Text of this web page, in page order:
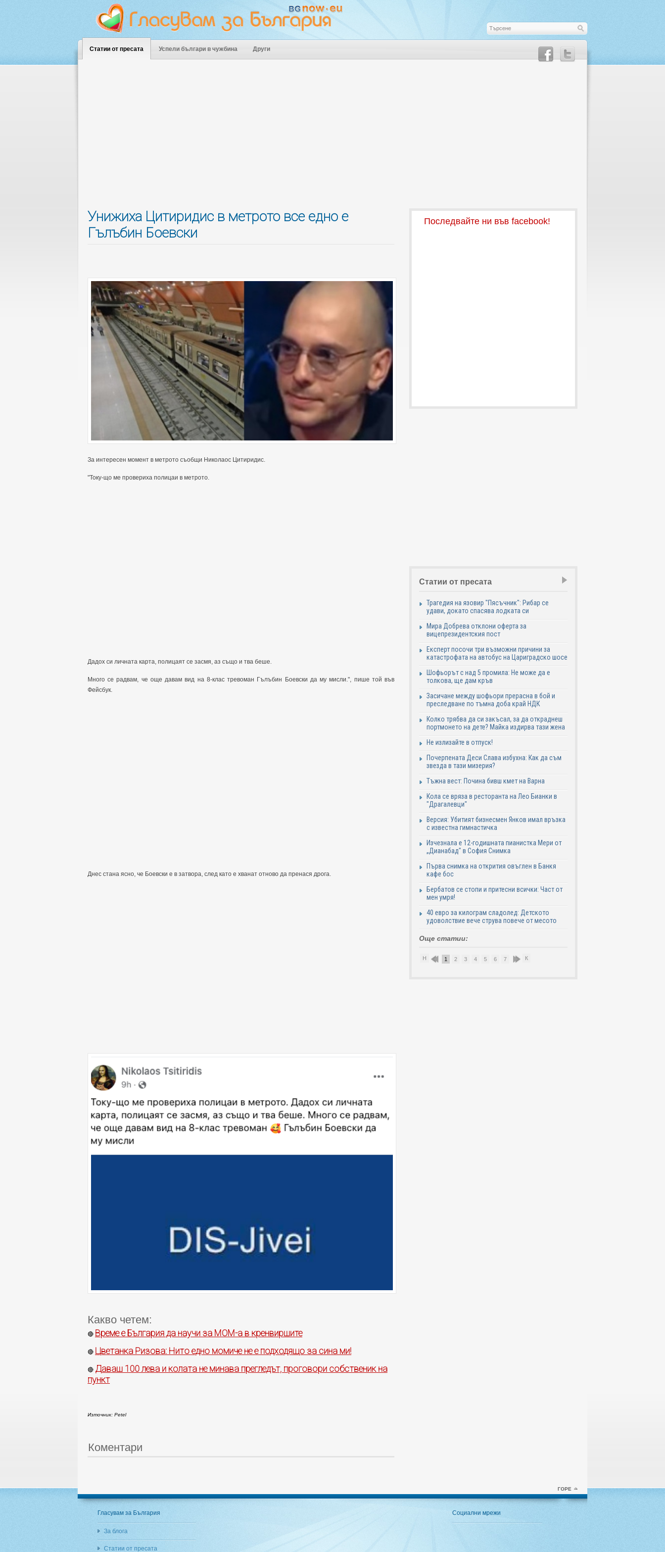
Статии от пресата Успели българи в чужбина Други
Унижиха Цитиридис в метрото все едно е
Гълъбин Боевски
За интересен момент в метрото съобщи Николаос Цитиридис.
"Току-що ме провериха полицаи в метрото.
Дадох си личната карта, полицаят се засмя, аз също и тва беше.
Много се радвам, че още давам вид на 8-клас тревоман Гълъбин Боевски да му мисли.", пише той във
Фейсбук.
Днес стана ясно, че Боевски е в затвора, след като е хванат отново да пренася дрога.
Какво четем:
🔴 Време е България да научи за МОМ-а в кренвиршите
🔴 Цветанка Ризова: Нито едно момиче не е подходящо за сина ми!
🔴 Даваш 100 лева и колата не минава прегледът, проговори собственик на
пункт
Източник: Petel
Коментари
Последвайте ни във facebook!
Статии от пресата
Трагедия на язовир "Пясъчник": Рибар се
удави, докато спасява лодката си
Мира Добрева отклони оферта за
вицепрезидентския пост
Експерт посочи три възможни причини за
катастрофата на автобус на Цариградско шосе
Шофьорът с над 5 промила: Не може да е
толкова, ще дам кръв
Засичане между шофьори прерасна в бой и
преследване по тъмна доба край НДК
Колко трябва да си закъсал, за да откраднеш
портмонето на дете? Майка издирва тази жена
Не излизайте в отпуск!
Почерпената Деси Слава избухна: Как да съм
звезда в тази мизерия?
Тъжна вест: Почина бивш кмет на Варна
Кола се вряза в ресторанта на Лео Бианки в
"Драгалевци"
Версия: Убитият бизнесмен Янков имал връзка
с известна гимнастичка
Изчезнала е 12-годишната пианистка Мери от
„Дианабад" в София Снимка
Първа снимка на открития овъглен в Банкя
кафе бос
Бербатов се стопи и притесни всички: Част от
мен умря!
40 евро за килограм сладолед: Детското
удоволствие вече струва повече от месото
Още статии:
Н 1 2 3 4 5 6 7 8 9К
ГОРЕ
Гласувам за България
За блога
Статии от пресата
Социални мрежи